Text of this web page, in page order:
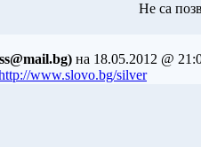
Не са
на 18.05.2012 @
www.slovo.bg/silver